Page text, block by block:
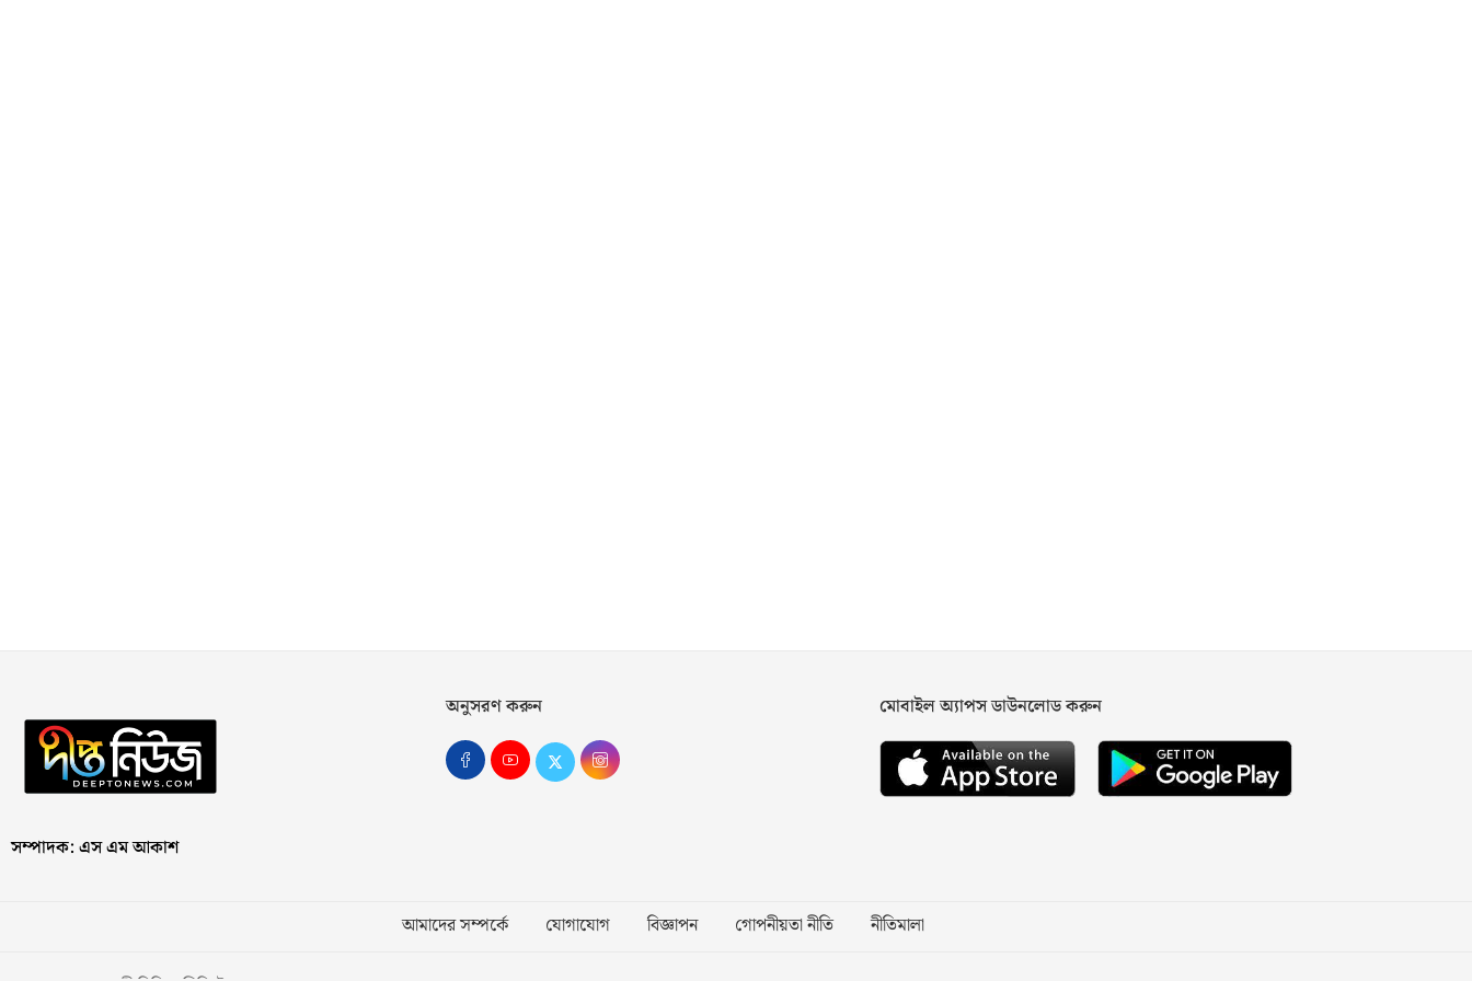
সম্পাদক: এস এম আকাশ
অনুসরণ করুন মোবাইল অ্যাপস ডাউনলোড করুন
আমাদের সম্পর্কে যোগাযোগ বিজ্ঞাপন গোপনীয়তা নীতি নীতিমালা